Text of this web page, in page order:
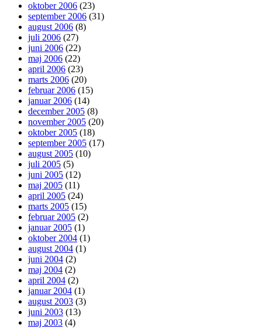
oktober 2006 (23)
september 2006 (31)
august 2006 (8)
juli 2006 (27)
juni 2006 (22)
maj 2006 (22)
april 2006 (23)
marts 2006 (20)
februar 2006 (15)
januar 2006 (14)
december 2005 (8)
november 2005 (20)
oktober 2005 (18)
september 2005 (17)
august 2005 (10)
juli 2005 (5)
juni 2005 (12)
maj 2005 (11)
april 2005 (24)
marts 2005 (15)
februar 2005 (2)
januar 2005 (1)
oktober 2004 (1)
august 2004 (1)
juni 2004 (2)
maj 2004 (2)
april 2004 (2)
januar 2004 (1)
august 2003 (3)
juni 2003 (13)
maj 2003 (4)